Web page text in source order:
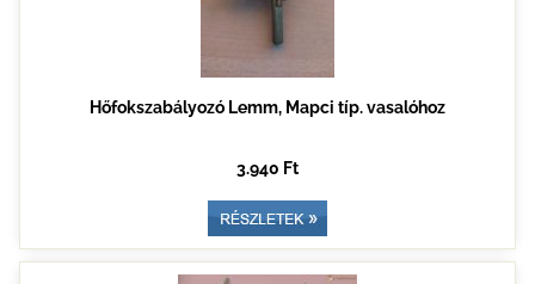
Hőfokszabályozó Lemm, Mapci típ. vasalóhoz
3.940 Ft